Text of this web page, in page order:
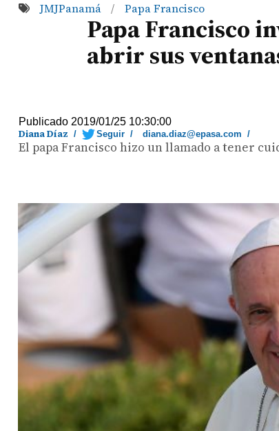
JMJPanamá / Papa Francisco
Papa Francisco
abrir sus
Publicado 2019/01/25 10:30:00
Diana Díaz / Seguir / diana.diaz@epasa.com /
El papa Francisco hizo un llamado a tener